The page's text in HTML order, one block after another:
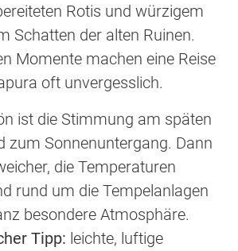
Rotis und würzigem
Schatten der alten Ruinen.
Momente machen eine Reise
oft unvergesslich.
ist die Stimmung am späten
zum Sonnenuntergang. Dann
die Temperaturen
rund um die Tempelanlagen
besondere Atmosphäre.
Tipp: leichte, luftige